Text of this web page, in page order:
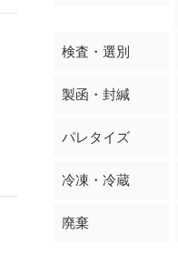
検査・選別
製函・封緘
パレタイズ
冷凍・冷蔵
廃棄